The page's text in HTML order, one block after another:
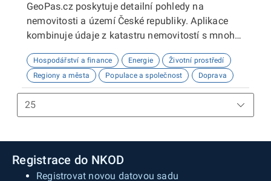
GeoPas.cz poskytuje detailní pohledy na
nemovitosti a území České republiky. Aplikace
kombinuje údaje z katastru nemovitostí s mnoha
prostředí, občanská vybavenost, sítě, územní
plány a spoustu dalších. Slouží zejména
zájemcům o nemovitosti a profesionálům v
realitním oboru.
Hospodářství a finance Energie
Životní prostředí
Regiony a města
Populace a společnost Doprava
Registrace do NKOD
Registrovat novou datovou sadu